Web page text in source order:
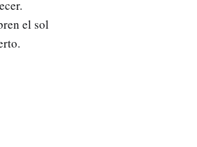
el sol